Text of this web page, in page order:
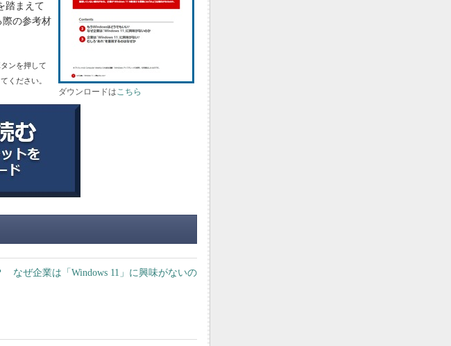
ダウンロードはこちら
踏まえて
際の参考材
ンを押して
ください。
なぜ企業は「Windows 11」に興味がないの